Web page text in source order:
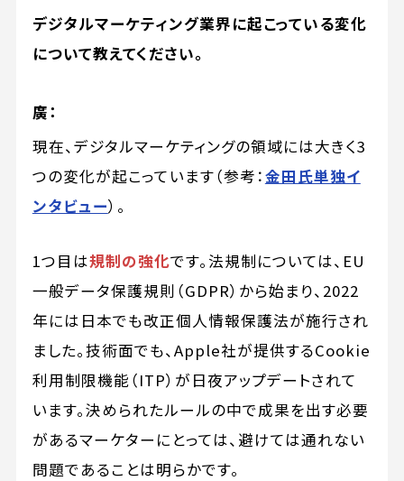
デジタルマーケティング業界に起こっている変化
について教えてください。
廣：
現在、デジタルマーケティングの領域には大きく3
つの変化が起こっています（参考：金田氏単独イ
ンタビュー）。
1つ目は規制の強化です。法規制については、EU
一般データ保護規則（GDPR）から始まり、2022
年には日本でも改正個人情報保護法が施行され
ました。技術面でも、Apple社が提供するCookie
利用制限機能（ITP）が日夜アップデートされて
います。決められたルールの中で成果を出す必要
があるマーケターにとっては、避けては通れない
問題であることは明らかです。